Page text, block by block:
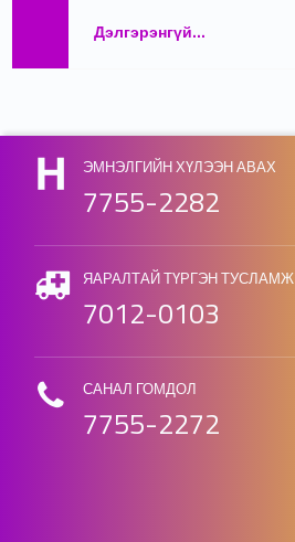
Дэлгэрэнгүй““Эх, нярай, эмэгтэйчүүдийн үндэсний төв-II”-д ажиллах хүсэлтэй иргэдийг бүртгэж байна”
…
ЭМНЭЛГИЙН ХҮЛЭЭН АВАХ
7755-2282
ЯАРАЛТАЙ ТҮРГЭН ТУСЛАМЖ
7012-0103
САНАЛ ГОМДОЛ
7755-2272